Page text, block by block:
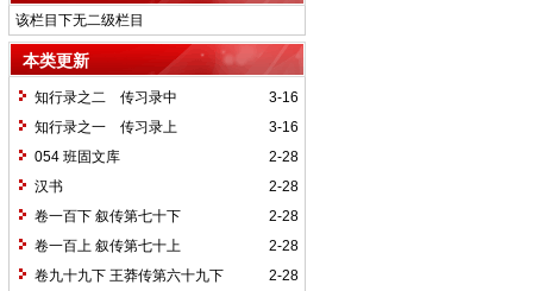
该栏目下无二级栏目
本类更新
3-16
知行录之二 传习录中
3-16
知行录之一 传习录上
2-28
054 班固文库
2-28
汉书
2-28
卷一百下 叙传第七十下
2-28
卷一百上 叙传第七十上
2-28
卷九十九下 王莽传第六十九下